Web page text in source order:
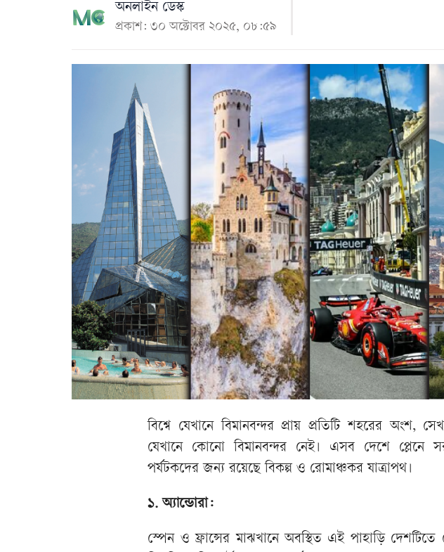
অনলাইন ডেস্ক
প্রকাশ: ৩০ অক্টোবর ২০২৫, ০৮:৫৯
বিশ্বে যেখানে বিমানবন্দর প্রায় প্রতিটি শহরের অংশ,
যেখানে কোনো বিমানবন্দর নেই। এসব দেশে প্লেনে
পর্যটকদের জন্য রয়েছে বিকল্প ও রোমাঞ্চকর যাত্রাপথ।
১. অ্যান্ডোরা:
স্পেন ও ফ্রান্সের মাঝখানে অবস্থিত এই পাহাড়ি